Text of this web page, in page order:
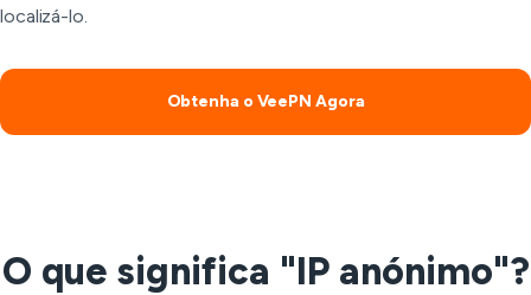
localizá-lo.
Obtenha o VeePN Agora
O que significa "IP anónimo"?